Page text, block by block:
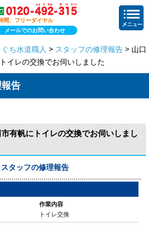
間、フリーダイヤル
メールでのお問い合わせ
ち水道職人 > スタッフの修理報告 > 山口
イレの交換でお伺いしました
告
有帆にトイレの交換でお伺いしまし
スタッフの修理報告
作業内容
トイレ交換